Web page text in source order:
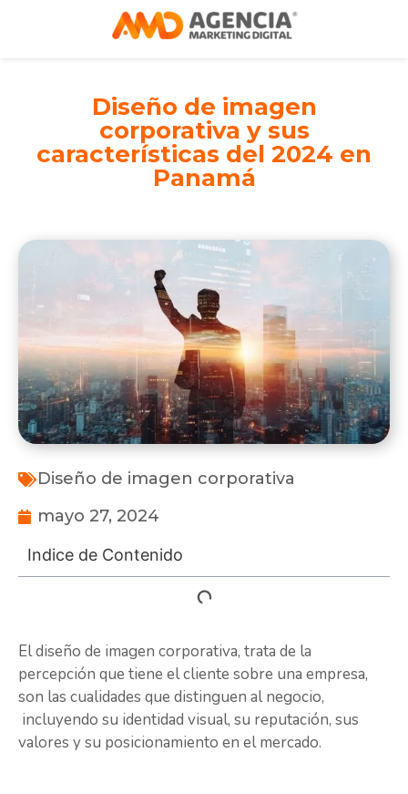
Diseño de imagen
corporativa y sus
características del 2024 en
Panamá
Diseño de imagen corporativa
mayo 27, 2024
Indice de Contenido
El diseño de imagen corporativa, trata de la
percepción que tiene el cliente sobre una empresa,
son las cualidades que distinguen al negocio,
incluyendo su identidad visual, su reputación, sus
valores y su posicionamiento en el mercado.